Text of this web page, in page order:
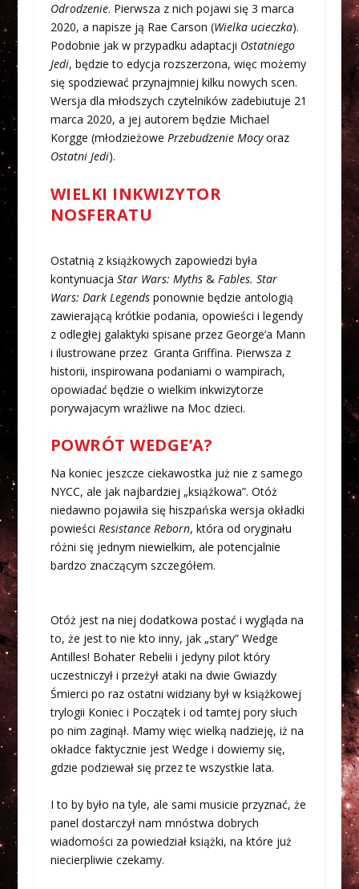
Odrodzenie. Pierwsza z nich pojawi się 3 marca
2020, a napisze ją Rae Carson (Wielka ucieczka).
Podobnie jak w przypadku adaptacji Ostatniego
Jedi, będzie to edycja rozszerzona, więc możemy
się spodziewać przynajmniej kilku nowych scen.
Wersja dla młodszych czytelników zadebiutuje 21
marca 2020, a jej autorem będzie Michael
Korgge (młodzieżowe Przebudzenie Mocyoraz
Ostatni Jedi).
WIELKI INKWIZYTOR
NOSFERATU
Ostatnią z książkowych zapowiedzi była
kontynuacja Star Wars: Myths& Fables. Star
Wars: Dark Legends ponownie będzie antologią
zawierającą krótkie podania, opowieści i legendy
z odległej galaktyki spisane przez George’a Mann
i ilustrowane przez Granta Griffina. Pierwsza z
historii, inspirowana podaniami o wampirach,
opowiadać będzie o wielkim inkwizytorze
porywajacym wrażliwe na Moc dzieci.
POWRÓT WEDGE’A?
Na koniec jeszcze ciekawostka już nie z samego
NYCC, ale jak najbardziej „książkowa”. Otóż
niedawno pojawiła się hiszpańska wersja okładki
powieści Resistance Reborn, która od oryginału
różni się jednym niewielkim, ale potencjalnie
bardzo znaczącym szczegółem.
Otóż jest na niej dodatkowa postać i wygląda na
to, że jest to nie kto inny, jak „stary” Wedge
Antilles! Bohater Rebelii i jedyny pilot który
uczestniczył i przeżył ataki na dwie Gwiazdy
Śmierci po raz ostatni widziany był w książkowej
trylogii Koniec i Początek i od tamtej pory słuch
po nim zaginął. Mamy więc wielką nadzieję, iż na
okładce faktycznie jest Wedge i dowiemy się,
gdzie podziewał się przez te wszystkie lata.
I to by było na tyle, ale sami musicie przyznać, że
panel dostarczył nam mnóstwa dobrych
wiadomości za powiedział książki, na które już
niecierpliwie czekamy.